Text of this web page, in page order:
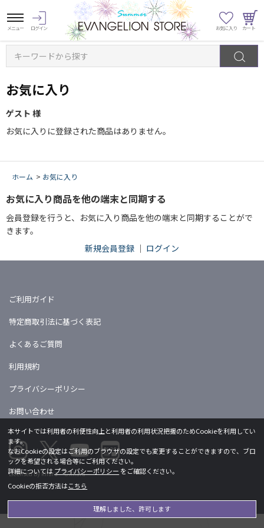
キーワードから探す
お気に入り
ゲスト 様
お気に入りに登録された商品はありません。
ホーム > お気に入り
お気に入り商品を他の端末と同期する
会員登録を行うと、お気に入り商品を他の端末と同期することがで
きます。
新規会員登録 ｜ ログイン
ご利用ガイド
特定商取引法に基づく表記
よくあるご質問
利用規約
プライバシーポリシー
お問い合わせ
Licensed by khara ©khara
本サイトでは利用者の利便性向上と利用者の利用状況把握のためCookieを利用してい
ます。
なおCookieの設定はご利用のブラウザの設定でも変更することができますので、ブロ
ックを希望される場合等にご利用ください。
詳細についてはプライバシーポリシー をご確認ください。
Cookieの拒否方法はこちら
理解しました、許可します